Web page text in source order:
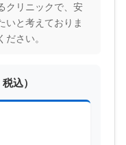
クリニックで、安
いと考えておりま
さい。
込）